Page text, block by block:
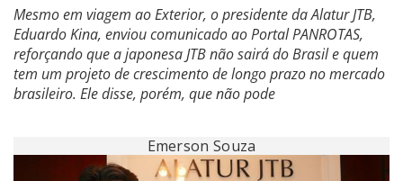
Mesmo em viagem ao Exterior, o presidente da Alatur JTB,
Eduardo Kina, enviou comunicado ao Portal PANROTAS,
reforçando que a japonesa JTB não sairá do Brasil e quem
tem um projeto de crescimento de longo prazo no mercado
brasileiro. Ele disse, porém, que não pode
Emerson Souza